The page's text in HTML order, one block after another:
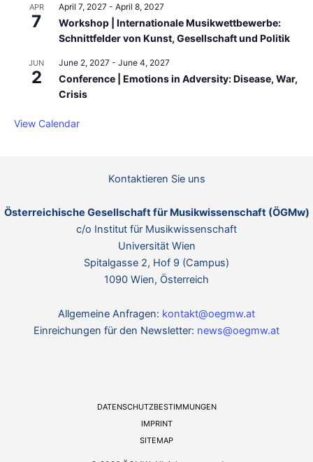
APR
7
April 7, 2027 - April 8, 2027
Workshop | Internationale Musikwettbewerbe:
Schnittfelder von Kunst, Gesellschaft und Politik
JUN
2
June 2, 2027 - June 4, 2027
Conference | Emotions in Adversity: Disease, War,
Crisis
View Calendar
Kontaktieren Sie uns
Österreichische Gesellschaft für Musikwissenschaft (ÖGMw)
c/o Institut für Musikwissenschaft
Universität Wien
Spitalgasse 2, Hof 9 (Campus)
1090 Wien, Österreich
Allgemeine Anfragen: kontakt@oegmw.at
Einreichungen für den Newsletter: news@oegmw.at
DATENSCHUTZBESTIMMUNGEN
IMPRINT
SITEMAP